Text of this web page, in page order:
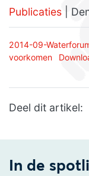
Publicaties |
2014-09-
voorkomen
Deel dit artikel:
In de